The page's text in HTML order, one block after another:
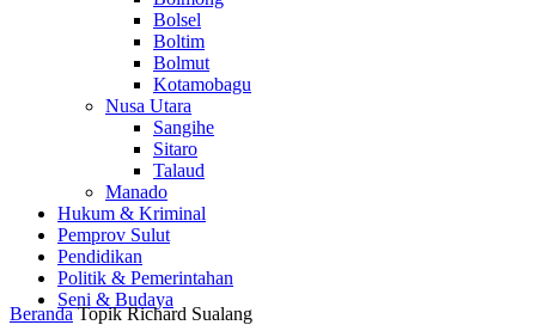
Bolsel
Boltim
Bolmut
Kotamobagu
Nusa Utara
Sangihe
Sitaro
Talaud
Manado
Hukum & Kriminal
Pemprov Sulut
Pendidikan
Politik & Pemerintahan
Seni & Budaya
Beranda Topik Richard Sualang